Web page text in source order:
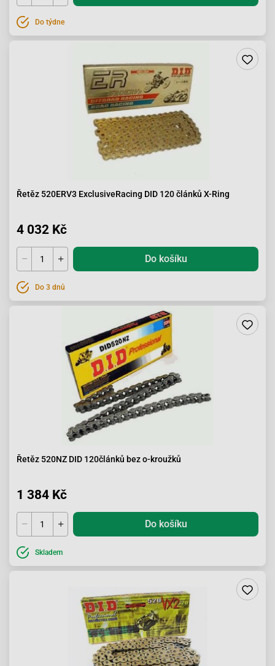
Do týdne
Řetěz 520ERV3 ExclusiveRacing DID 120 článků X-Ring
4 032 Kč
Do košíku
Do 3 dnů
Řetěz 520NZ DID 120článků bez o-kroužků
1 384 Kč
Do košíku
Skladem